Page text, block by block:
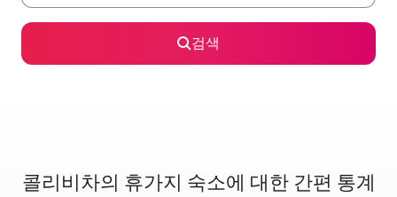
검색
콜리비차의 휴가지 숙소에 대한 간편 통계